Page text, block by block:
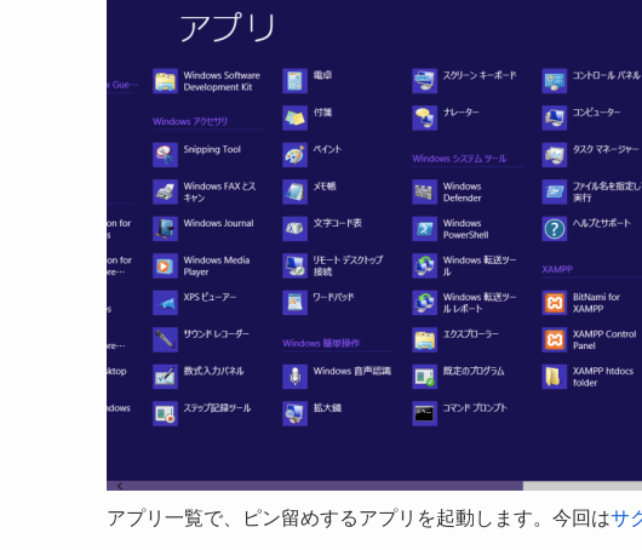
アプリ一覧で、ピン留めするアプリを起動します。今回はサ